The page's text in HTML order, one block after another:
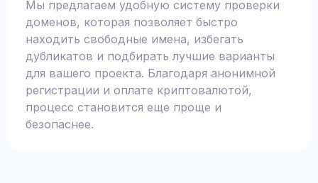
Мы предлагаем удобную систему проверки
доменов, которая позволяет быстро
находить свободные имена, избегать
дубликатов и подбирать лучшие варианты
для вашего проекта. Благодаря анонимной
регистрации и оплате криптовалютой,
процесс становится еще проще и
безопаснее.